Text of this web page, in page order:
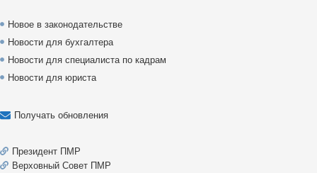
Новое в законодательстве
Новости для бухгалтера
Новости для специалиста по кадрам
Новости для юриста
Получать обновления
Президент ПМР
Верховный Совет ПМР